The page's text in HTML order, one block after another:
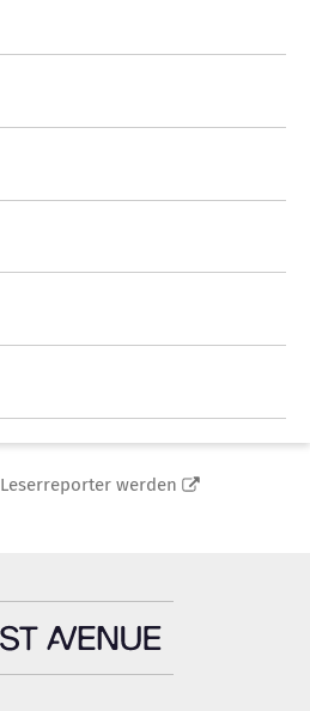
Leserreporter werden